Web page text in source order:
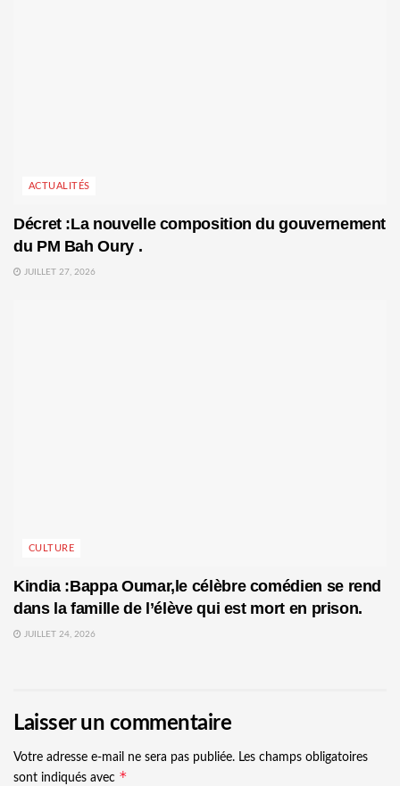
ACTUALITÉS
Décret :La nouvelle composition du gouvernement
du PM Bah Oury .
JUILLET 27, 2026
CULTURE
Kindia :Bappa Oumar,le célèbre comédien se rend
dans la famille de l’élève qui est mort en prison.
JUILLET 24, 2026
Laisser un commentaire
Votre adresse e-mail ne sera pas publiée. Les champs obligatoires
sont indiqués avec *